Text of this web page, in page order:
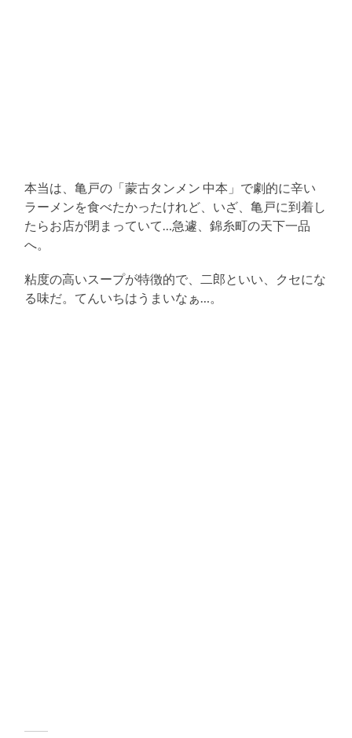
本当は、亀戸の「蒙古タンメン 中本」で劇的に辛い
ラーメンを食べたかったけれど、いざ、亀戸に到着し
たらお店が閉まっていて…急遽、錦糸町の天下一品
へ。
粘度の高いスープが特徴的で、二郎といい、クセにな
る味だ。てんいちはうまいなぁ…。